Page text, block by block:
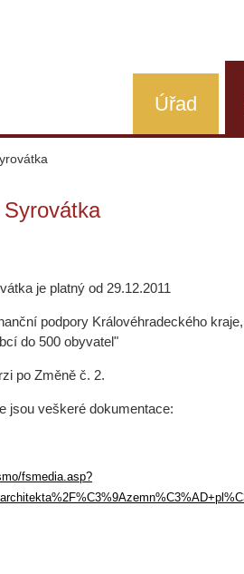
Úřad
je platný od 29.12.2011
podpory Královéhradeckého
do 500 obyvatel"
po Změně č. 2.
jsou veškeré dokumentace:
fsmedia.asp?